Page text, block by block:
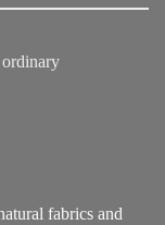
fabrics and